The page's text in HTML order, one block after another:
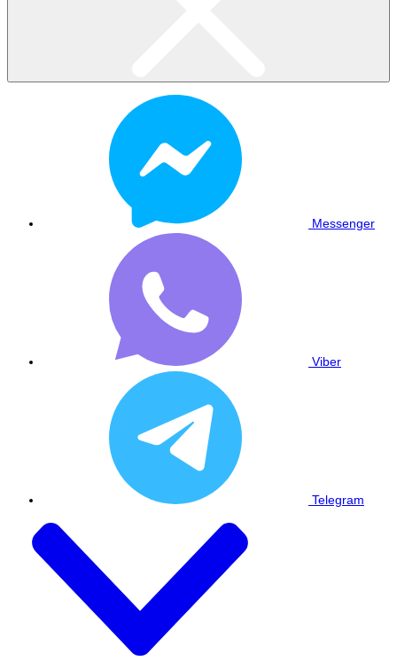
Messenger
Viber
Telegram